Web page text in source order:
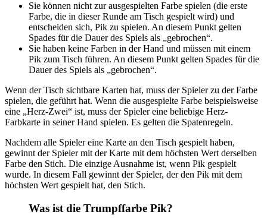
Sie können nicht zur ausgespielten Farbe spielen (die erste
Farbe, die in dieser Runde am Tisch gespielt wird) und
entscheiden sich, Pik zu spielen. An diesem Punkt gelten
Spades für die Dauer des Spiels als „gebrochen“.
Sie haben keine Farben in der Hand und müssen mit einem
Pik zum Tisch führen. An diesem Punkt gelten Spades für die
Dauer des Spiels als „gebrochen“.
Wenn der Tisch sichtbare Karten hat, muss der Spieler zu der Farbe
spielen, die geführt hat. Wenn die ausgespielte Farbe beispielsweise
eine „Herz-Zwei“ ist, muss der Spieler eine beliebige Herz-
Farbkarte in seiner Hand spielen. Es gelten die Spatenregeln.
Nachdem alle Spieler eine Karte an den Tisch gespielt haben,
gewinnt der Spieler mit der Karte mit dem höchsten Wert derselben
Farbe den Stich. Die einzige Ausnahme ist, wenn Pik gespielt
wurde. In diesem Fall gewinnt der Spieler, der den Pik mit dem
höchsten Wert gespielt hat, den Stich.
Was ist die Trumpffarbe Pik?